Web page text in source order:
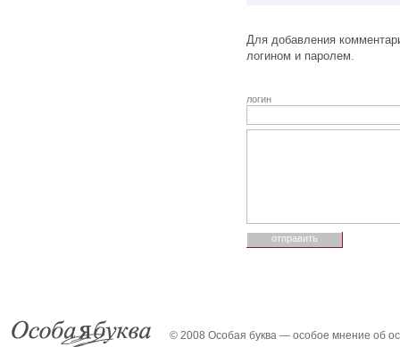
Для добавления
логином и паролем.
логин
© 2008 Особая буква — особое мнение об